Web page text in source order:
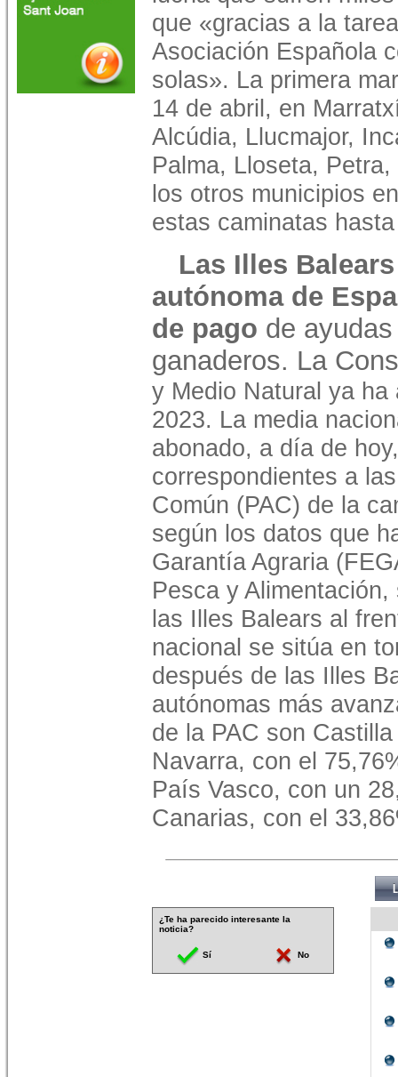
que «gracias a la
Asociación Española
solas». La primera
14 de abril, en
Alcúdia, Llucmajor,
Palma, Lloseta,
los otros municipios
estas caminatas
Las Illes
autónoma de
de pago de
ganaderos. La
y Medio Natural ya ha
2023. La media
abonado, a día de
correspondientes a
Común (PAC) de la
según los datos que
Garantía Agraria
Pesca y
las Illes Balears al
nacional se sitúa en
después de las Illes
autónomas más
de la PAC son
Navarra, con el
País Vasco, con un
Canarias, con el
¿Te ha parecido interesante la
noticia?
Sí No